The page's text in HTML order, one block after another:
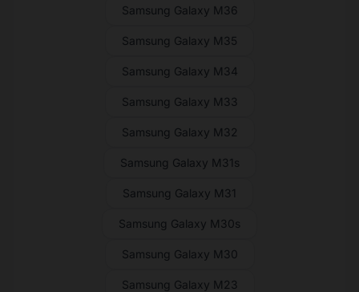
Samsung Galaxy M36
Samsung Galaxy M35
Samsung Galaxy M34
Samsung Galaxy M33
Samsung Galaxy M32
Samsung Galaxy M31s
Samsung Galaxy M31
Samsung Galaxy M30s
Samsung Galaxy M30
Samsung Galaxy M23